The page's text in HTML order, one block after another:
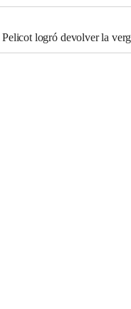
logró devolver la